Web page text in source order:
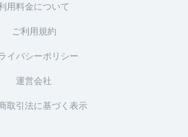
用料金について
ご利用規約
イバシーポリシー
運営会社
取引法に基づく表示